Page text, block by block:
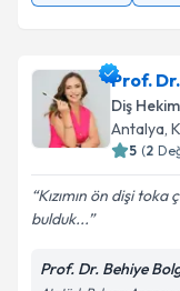
Prof.
Diş
Antalya,
5 (2
Kızımın ön dişi toka
bulduk...
Prof. Dr. Behiye